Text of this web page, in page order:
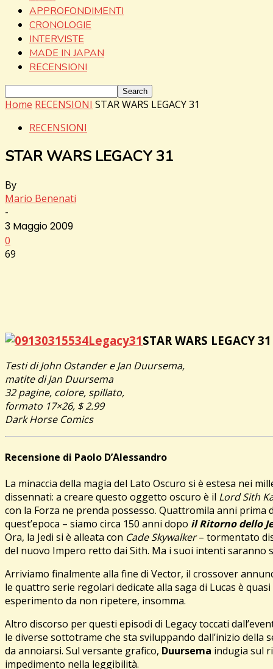
APPROFONDIMENTI
CRONOLOGIE
INTERVISTE
MADE IN JAPAN
RECENSIONI
Home RECENSIONI STAR WARS LEGACY 31
RECENSIONI
STAR WARS LEGACY 31
By
Mario Benenati
-
3 Maggio 2009
0
69
STAR WARS LEGACY 31
Testi di John Ostander e Jan Duursema,
matite di Jan Duursema
32 pagine, colore, spillato,
formato 17×26, $ 2.99
Dark Horse Comics
Recensione di Paolo D’Alessandro
La minaccia della magia del Lato Oscuro si è estesa nei
dissennati: a creare questo oggetto oscuro è il Lord Sith
con la Forza ne prenda possesso. Quattromila anni prima
quest’epoca – siamo circa 150 anni dopo il Ritorno dello
Ora, la Jedi si è alleata con Cade Skywalker– tormentato
del nuovo Impero retto dai Sith. Ma i suoi intenti saranno
Arriviamo finalmente alla fine di Vector, il crossover
le quattro serie regolari dedicate alla saga di Lucas è
esperimento da non ripetere, insomma.
Altro discorso per questi episodi di Legacy toccati
le diverse sottotrame che sta sviluppando dall’inizio della
da annoiarsi. Sul versante grafico, Duursema indugia sul
impedimento nella leggibilità.